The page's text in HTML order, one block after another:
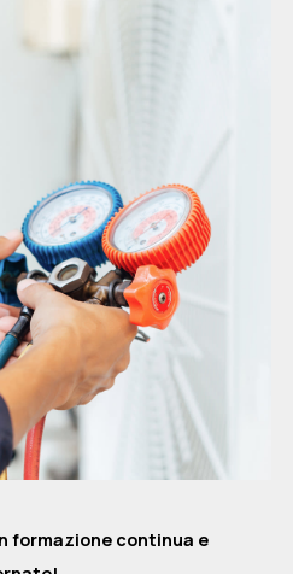
formazione continua e